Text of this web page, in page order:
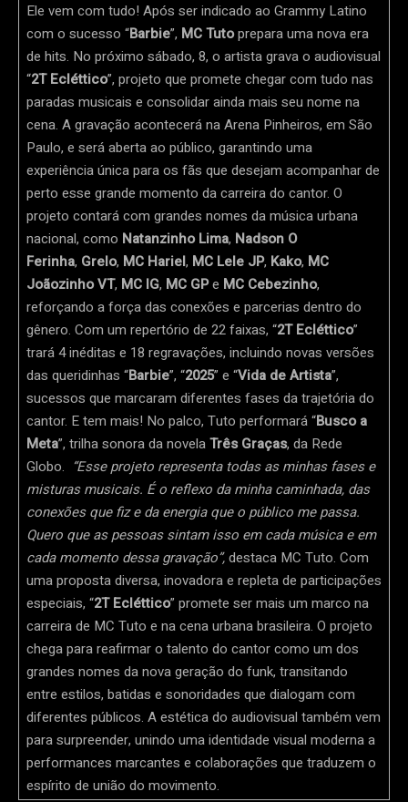
Ele vem com tudo! Após ser indicado ao Grammy Latino
com o sucesso “Barbie”, MC Tutoprepara uma nova era
de hits. No próximo sábado, 8, o artista grava o audiovisual
“2T Ecléttico”, projeto que promete chegar com tudo nas
paradas musicais e consolidar ainda mais seu nome na
cena. A gravação acontecerá na Arena Pinheiros, em São
Paulo, e será aberta ao público, garantindo uma
experiência única para os fãs que desejam acompanhar de
perto esse grande momento da carreira do cantor. O
projeto contará com grandes nomes da música urbana
nacional, como Natanzinho Lima, Nadson O
Ferinha, Grelo, MC Hariel, MC Lele JP, Kako, MC
Joãozinho VT, MC IG, MC GPe MC Cebezinho,
reforçando a força das conexões e parcerias dentro do
gênero. Com um repertório de 22 faixas, “2T Ecléttico”
trará 4 inéditas e 18 regravações, incluindo novas versões
das queridinhas “Barbie”, “2025” e “Vida de Artista”,
sucessos que marcaram diferentes fases da trajetória do
cantor. E tem mais! No palco, Tuto performará “Busco a
Meta”, trilha sonora da novelaTrês Graças, da Rede
Globo. “Esse projeto representa todas as minhas fases e
misturas musicais. É o reflexo da minha caminhada, das
conexões que fiz e da energia que o público me passa.
Quero que as pessoas sintam isso em cada música e em
cada momento dessa gravação”,destaca MC Tuto. Com
uma proposta diversa, inovadora e repleta de participações
especiais, “2T Ecléttico” promete ser mais um marco na
carreira de MC Tuto e na cena urbana brasileira. O projeto
chega para reafirmar o talento do cantor como um dos
grandes nomes da nova geração do funk, transitando
entre estilos, batidas e sonoridades que dialogam com
diferentes públicos. A estética do audiovisual também vem
para surpreender, unindo uma identidade visual moderna a
performances marcantes e colaborações que traduzem o
espírito de união do movimento.